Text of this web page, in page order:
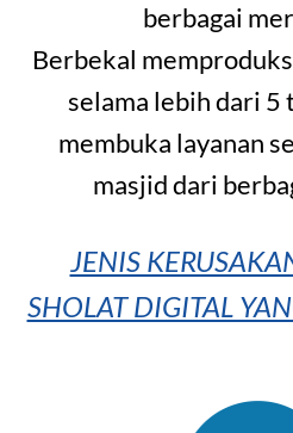
berbagai
Berbekal
selama lebih dari 5
membuka layanan
masjid dari
JENIS
SHOLAT DIGITAL